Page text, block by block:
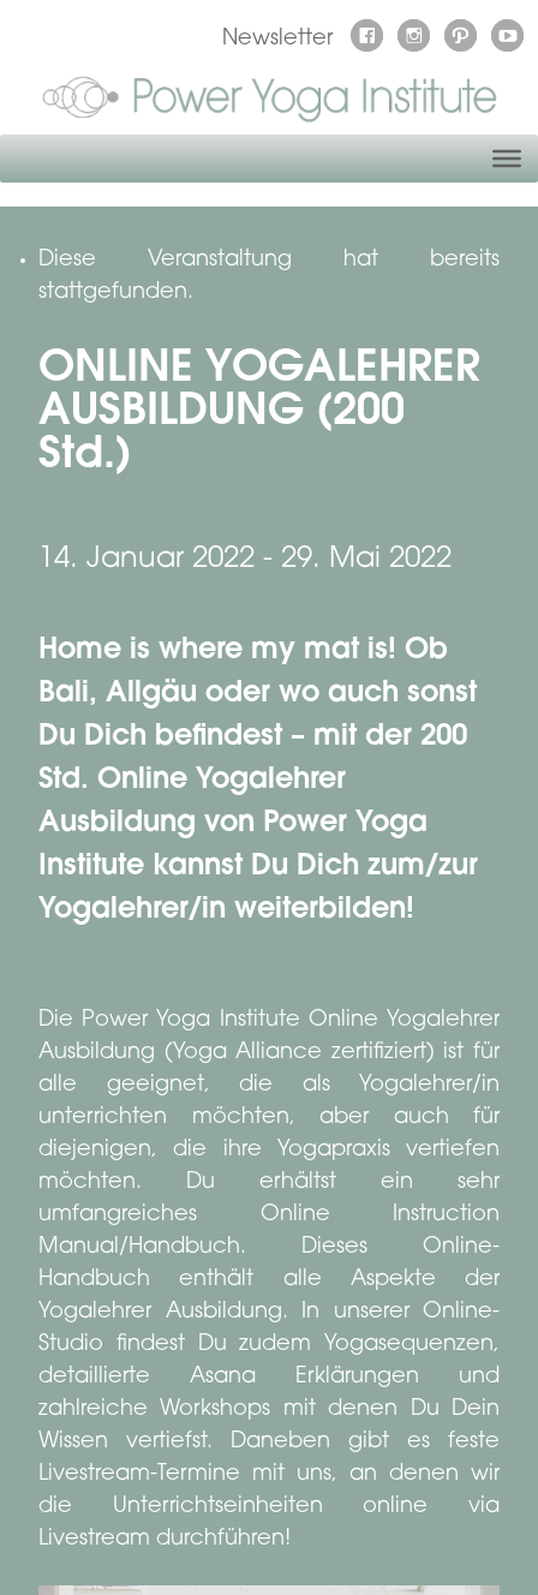
Newsletter
Diese Veranstaltung hat bereits
stattgefunden.
ONLINE YOGALEHRER
AUSBILDUNG (200
Std.)
14. Januar 2022 - 29. Mai 2022
Home is where my mat is! Ob
Bali, Allgäu oder wo auch sonst
Du Dich befindest – mit der 200
Std. Online Yogalehrer
Ausbildung von Power Yoga
Institute kannst Du Dich zum/zur
Yogalehrer/in weiterbilden!
Die Power Yoga Institute Online Yogalehrer
Ausbildung (Yoga Alliance zertifiziert) ist für
alle geeignet, die als Yogalehrer/in
unterrichten möchten, aber auch für
diejenigen, die ihre Yogapraxis vertiefen
möchten. Du erhältst ein sehr
umfangreiches Online Instruction
Manual/Handbuch. Dieses Online-
Handbuch enthält alle Aspekte der
Yogalehrer Ausbildung. In unserer Online-
Studio findest Du zudem Yogasequenzen,
detaillierte Asana Erklärungen und
zahlreiche Workshops mit denen Du Dein
Wissen vertiefst. Daneben gibt es feste
Livestream-Termine mit uns, an denen wir
die Unterrichtseinheiten online via
Livestream durchführen!